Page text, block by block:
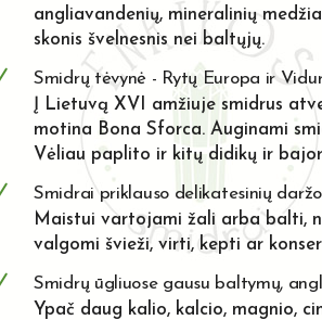
angliavandenių, mineralinių
skonis švelnesnis nei baltųjų.
Smidrų tėvynė - Rytų Europa ir
Į Lietuvą XVI amžiuje smidrus
motina Bona Sforca. Auginami
Vėliau paplito ir kitų didikų ir
Smidrai priklauso delikatesinių
Maistui vartojami žali arba balti,
valgomi švieži, virti, kepti ar
Smidrų ūgliuose gausu baltymų,
Ypač daug kalio, kalcio, magnio,